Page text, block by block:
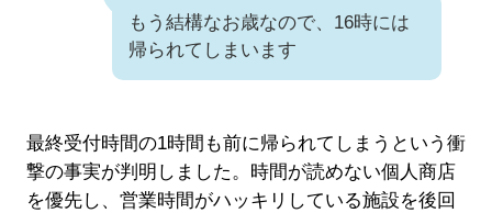
もう結構なお歳なので、16時には
帰られてしまいます
最終受付時間の1時間も前に帰られてしまうという衝
撃の事実が判明しました。時間が読めない個人商店
を優先し、営業時間がハッキリしている施設を後回